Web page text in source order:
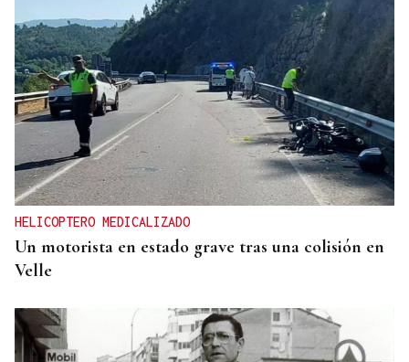
HELICOPTERO MEDICALIZADO
Un motorista en estado grave tras una colisión en
Velle